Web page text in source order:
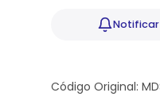
Notificar
Código Original: